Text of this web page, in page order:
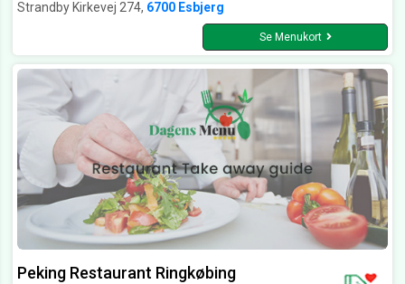
Strandby Kirkevej 274, 6700 Esbjerg
Se Menukort
Peking Restaurant Ringkøbing